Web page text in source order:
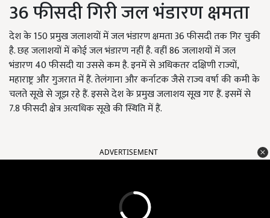
36 फीसदी गिरी जल भंडारण क्षमता
देश के 150 प्रमुख जलाशयों में जल भंडारण क्षमता 36 फीसदी तक गिर चुकी
है. छह जलाशयों में कोई जल भंडारण नहीं है. वहीं 86 जलाशयों में जल
भंडारण 40 फीसदी या उससे कम है. इनमें से अधिकतर दक्षिणी राज्यों,
महाराष्ट्र और गुजरात में हैं. तेलंगाना और कर्नाटक जैसे राज्य वर्षा की कमी के
चलते सूखे से जूझ रहे हैं. इससे देश के प्रमुख जलाशय सूख गए हैं. इसमें से
7.8 फीसदी क्षेत्र अत्यधिक सूखे की स्थिति में हैं.
ADVERTISEMENT